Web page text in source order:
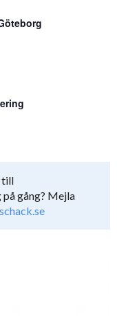
till
på gång? Mejla